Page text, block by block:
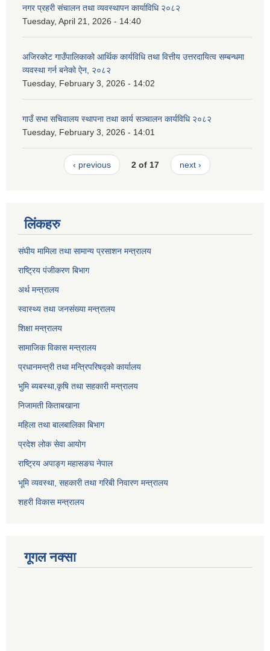
नगर प्रहरी संचालन तथा व्यवस्थापन कार्याविधि २०८२
Tuesday, April 21, 2026 - 14:40
अजिरकोट गाउँपालिकाको आर्थिक कार्यविधि तथा वित्तीय उत्तरदायित्व सम्बन्धमा
व्यवस्था गर्न बनेको ऐन, २०८२
Tuesday, February 3, 2026 - 14:02
गाउँ सभा सचिवालय स्थापना तथा कार्य सञ्चालन कार्यविधि २०८२
Tuesday, February 3, 2026 - 14:01
‹ previous 2 of 17 next ›
लिंकहरु
संघीय मामिला तथा सामान्य प्रसाशन मन्त्रालय
राष्ट्रिय पंजीकरण बिभाग
अर्थ मन्त्रालय
स्वास्थ्य तथा जनसंख्या मन्त्रालय
शिक्षा मन्त्रालय
सामाजिक विकास मन्त्रालय
प्रधानमन्त्री तथा मन्त्रिपरिषद्को कार्यालय
भुमि ब्यबस्था,कृषि तथा सहकारी मन्त्रालय
निजामती किताबखाना
महिला तथा बालबालिका बिभाग
प्रदेश लोक सेवा आयोग
राष्ट्रिय अपाङ्ग महासङघ नेपाल
भूमि व्यवस्था, सहकारी तथा गरिबी निवारण मन्त्रालय
शहरी विकास मन्त्रालय
गूगल नक्सा